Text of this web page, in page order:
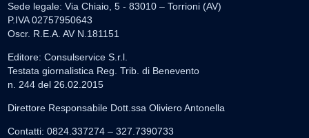
Sede legale: Via Chiaio, 5 - 83010 – Torrioni (AV)
P.IVA 02757950643
Oscr. R.E.A. AV N.181151
Editore: Consulservice S.r.l.
Testata giornalistica Reg. Trib. di Benevento
n. 244 del 26.02.2015
Direttore Responsabile Dott.ssa Oliviero Antonella
Contatti: 0824.337274 – 327.7390733